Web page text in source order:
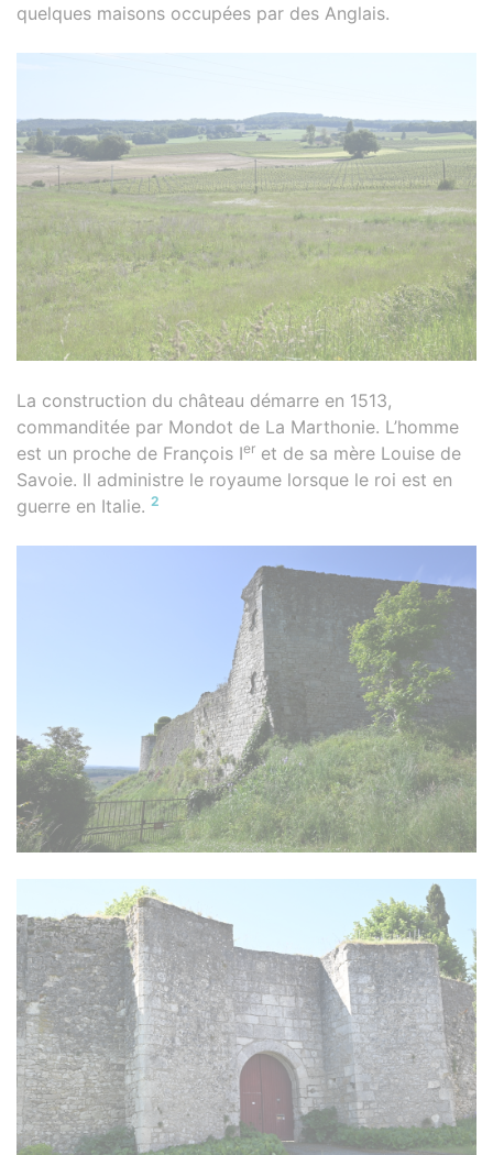
quelques maisons occupées par des Anglais.
La construction du château démarre en 1513,
commanditée par Mondot de La Marthonie. L’homme
est un proche de François Ier et de sa mère Louise de
Savoie. Il administre le royaume lorsque le roi est en
guerre en Italie. 2